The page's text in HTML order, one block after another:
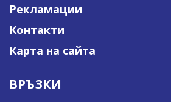
Рекламации
Контакти
Карта на сайта
ВРЪЗКИ